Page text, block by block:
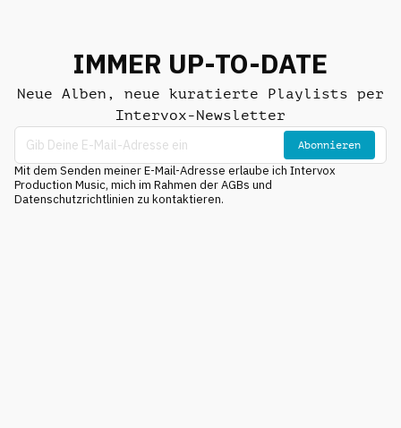
IMMER UP-TO-DATE
Neue Alben, neue kuratierte Playlists per
Intervox-Newsletter
Abonnieren
Mit dem Senden meiner E-Mail-Adresse erlaube ich Intervox
Production Music, mich im Rahmen der AGBs und
Datenschutzrichtlinien zu kontaktieren.